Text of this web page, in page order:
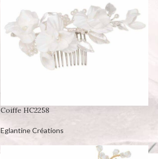
Coiffe HC2258
Eglantine Créations